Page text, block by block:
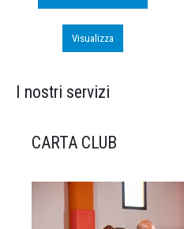
Visualizza
I nostri servizi
CARTA CLUB